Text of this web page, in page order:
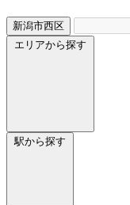
新潟市西区
エリアから探す
駅から探す